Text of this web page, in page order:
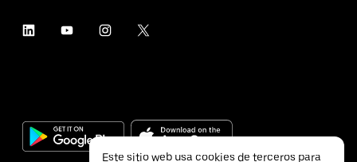
Este sitio web usa cookies de terceros para